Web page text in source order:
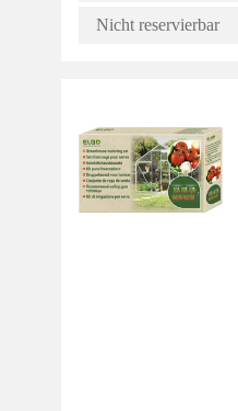
Nicht reservierbar